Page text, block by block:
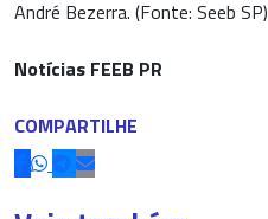
André Bezerra. (Fonte: Seeb SP)
Notícias FEEB PR
COMPARTILHE